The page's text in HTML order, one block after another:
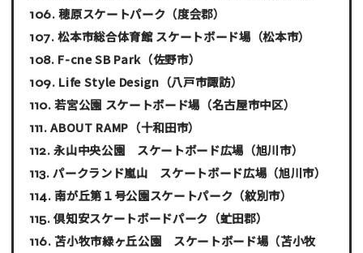
穂原スケートパーク （度会郡）
松本市総合体育館 スケートボード場 （松本市）
F-cne SB Park （佐野市）
Life Style Design （八戸市諏訪）
若宮公園 スケートボード場 （名古屋市中区）
ABOUT RAMP （十和田市）
永山中央公園 スケートボード広場 （旭川市）
パークランド嵐山 スケートボード広場 （旭川市）
南が丘第１号公園スケートパーク （紋別市）
倶知安スケートボードパーク （虻田郡）
苫小牧市緑ヶ丘公園 スケートボード場 （苫小牧